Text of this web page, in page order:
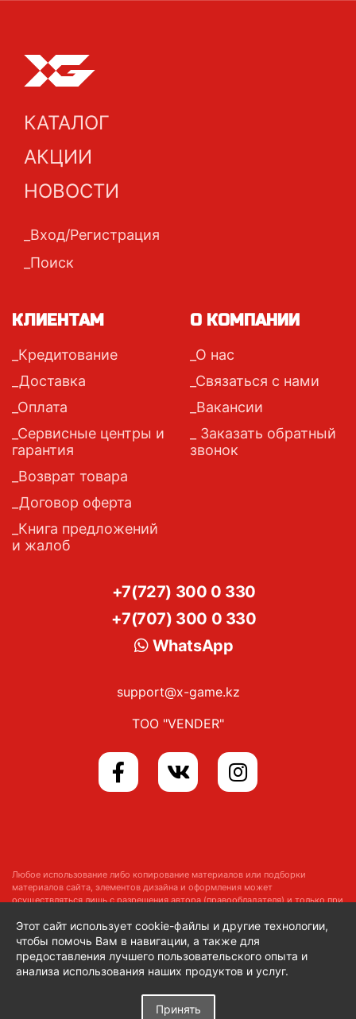
КАТАЛОГ
АКЦИИ
НОВОСТИ
Вход/Регистрация
Поиск
КЛИЕНТАМ
Кредитование
Доставка
Оплата
Сервисные центры и
гарантия
Возврат товара
Договор оферта
Книга предложений
и жалоб
О КОМПАНИИ
О нас
Связаться с нами
Вакансии
Заказать обратный
звонок
+7(727) 300 0 330
+7(707) 300 0 330
WhatsApp
support@x-game.kz
ТОО "VENDER"
Любое использование либо копирование материалов или подборки
материалов сайта, элементов дизайна и оформления может
осуществляться лишь с разрешения автора (правообладателя) и только при
Copyright © 2014–2026 x-game.kz
Все права защищены
Этот сайт использует cookie-файлы и другие технологии,
чтобы помочь Вам в навигации, а также для
предоставления лучшего пользовательского опыта и
анализа использования наших продуктов и услуг.
Принять